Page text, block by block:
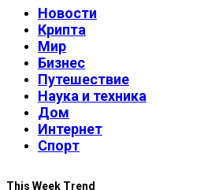
Новости
Крипта
Мир
Бизнес
Путешествие
Наука и техника
Дом
Интернет
Спорт
This Week Trend